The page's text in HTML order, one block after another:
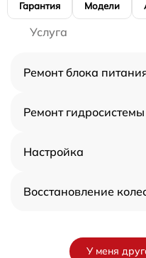
Гарантия Модели
Услуга
Ремонт блока
Ремонт гидросистемы
Настройка
Восстановление
У меня